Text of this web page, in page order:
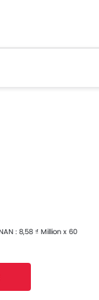
: 8,58 ₫ Million x 60